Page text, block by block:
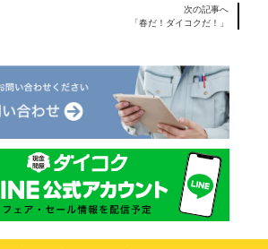
次の記事へ
「春だ！ダイコクだ！」